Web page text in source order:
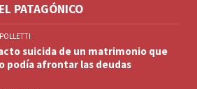
PATAGÓNICO
suicida de un matrimonio que
podía afrontar las deudas